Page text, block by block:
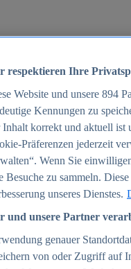
2025
2025
2025
in Deutschland 2025
respektieren Ihre
Website und unsere 894
Kennungen zu
Inhalt korrekt und aktuell ist
Präferenzen jederzeit
Wenn Sie
Besuche zu sammeln.
unseres Dienstes.
und unsere Partner
genauer
von oder Zugriff auf